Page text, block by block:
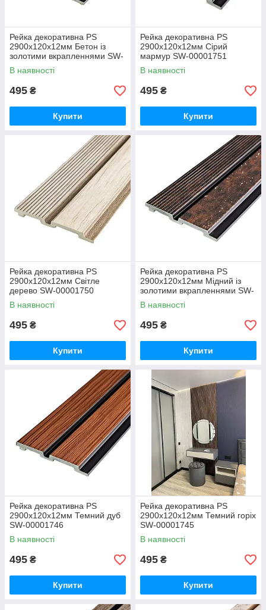
Рейка декоративна PS
2900х120х12мм Бетон із
золотими вкрапленнями SW-
00001752
В наявності
495 ₴
Купити
Рейка декоративна PS
2900х120х12мм Сірий
мармур SW-00001751
В наявності
495 ₴
Купити
Рейка декоративна PS
2900х120х12мм Світле
дерево SW-00001750
В наявності
495 ₴
Купити
Рейка декоративна PS
2900х120х12мм Мідний із
золотими вкрапленнями SW-
00001747
В наявності
495 ₴
Купити
Рейка декоративна PS
2900х120х12мм Темний дуб
SW-00001746
В наявності
495 ₴
Купити
Рейка декоративна PS
2900х120х12мм Темний горіх
SW-00001745
В наявності
495 ₴
Купити